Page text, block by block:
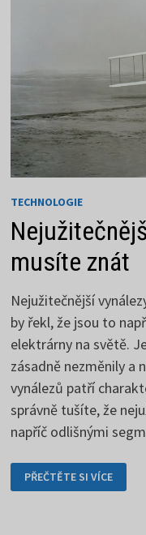
TECHNOLOGIE
musíte znát
Nejužitečnější
by řekl, že jsou to
elektrárny na světě.
zásadně nezměnily a
vynálezů patří
správně tušíte, že
napříč odlišnými
NEJUŽITEČNĚJŠÍ
VYNÁLEZY
SVĚTA
PŘEČTĚTE SI VÍCE